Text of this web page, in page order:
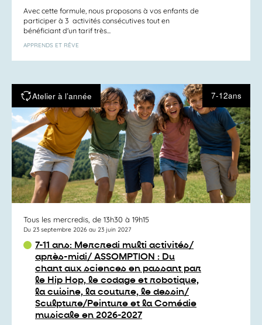
Avec cette formule, nous proposons à vos enfants de
participer à 3 activités consécutives tout en
bénéficiant d'un tarif très...
APPRENDS ET RÊVE
Atelier à l’année 7-12ans
Tous les mercredis, de 13h30 à 19h15
Du 23 septembre 2026 au 23 juin 2027
7-11 ans: Mercredi multi activités/
après-midi/ ASSOMPTION : Du
chant aux sciences en passant par
le Hip Hop, le codage et robotique,
la cuisine, la couture, le dessin/
Sculpture/Peinture et la Comédie
musicale en 2026-2027